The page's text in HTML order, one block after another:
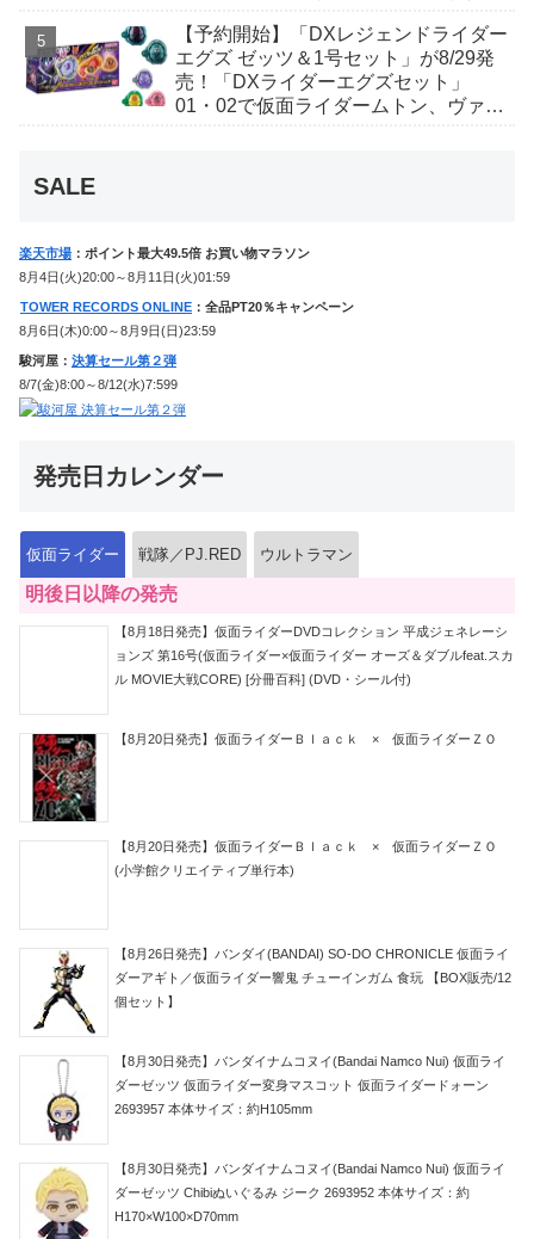
【予約開始】「DXレジェンドライダー
エグズ ゼッツ＆1号セット」が8/29発
売！「DXライダーエグズセット」
01・02で仮面ライダームトン、ヴァン
SALE
楽天市場 ：ポイント最大49.5倍 お買い物マラソン
8月4日(火)20:00～8月11日(火)01:59
TOWER RECORDS ONLINE ：全品PT20％キャンペーン
8月6日(木)0:00～8月9日(日)23:59
駿河屋： 決算セール第２弾
8/7(金)8:00～8/12(水)7:599
発売日カレンダー
仮面ライダー 戦隊／PJ.RED ウルトラマン
明後日以降の発売
【8月18日発売】仮面ライダーDVDコレクション 平成ジェネレーシ
ョンズ 第16号(仮面ライダー×仮面ライダー オーズ＆ダブルfeat.スカ
ル MOVIE大戦CORE) [分冊百科] (DVD・シール付)
【8月20日発売】仮面ライダーＢｌａｃｋ × 仮面ライダーＺＯ
【8月20日発売】仮面ライダーＢｌａｃｋ × 仮面ライダーＺＯ
(小学館クリエイティブ単行本)
【8月26日発売】バンダイ(BANDAI) SO-DO CHRONICLE 仮面ライ
ダーアギト／仮面ライダー響鬼 チューインガム 食玩 【BOX販売/12
個セット】
【8月30日発売】バンダイナムコヌイ(Bandai Namco Nui) 仮面ライ
ダーゼッツ 仮面ライダー変身マスコット 仮面ライダードォーン
2693957 本体サイズ：約H105mm
【8月30日発売】バンダイナムコヌイ(Bandai Namco Nui) 仮面ライ
ダーゼッツ Chibiぬいぐるみ ジーク 2693952 本体サイズ：約
H170×W100×D70mm